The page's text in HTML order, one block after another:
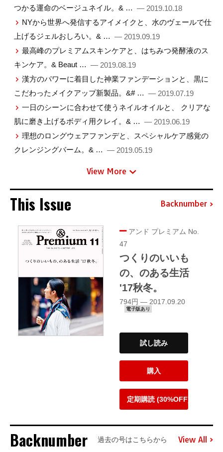
つかる運命のベージュネイル。& … — 2019.10.18
NYから世界へ発信するアイメイクと、水のヴェールで仕
上げるジェルおしろい。& … — 2019.09.19
最高峰のプレミアムスキンケアと、はちみつ発酵液のス
キンケア。& Beaut … — 2019.08.19
漢方のパワーに着目した神業ファンデーションと、黒に
こだわったメイクアップ新製品。&# … — 2019.07.19
一日のシーンに合わせて使うネイルオイルと、 クリアな
肌に磨き上げるボディ用クレイ。& … — 2019.06.19
理想のロングウェアファンデと、スペシャルケア感覚の
クレンジングバーム。& … — 2019.05.19
View More
This Issue Backnumber
アンド プレミアム No.
47
つくりのいいも
の、のある生活
'17秋冬。
794円 — 2017.09.20
電子版あり
試し読み
購入
定期購読 (30%OFF)
Backnumber 過去の号はこちらから View All